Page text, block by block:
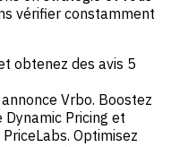
vérifier constamment
obtenez des avis 5
Vrbo. Boostez
Pricing et
Optimisez